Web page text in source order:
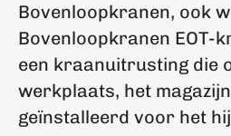
Bovenloopkranen, ook
Bovenloopkranen EOT-
een kraanuitrusting die
werkplaats, het
geïnstalleerd voor het